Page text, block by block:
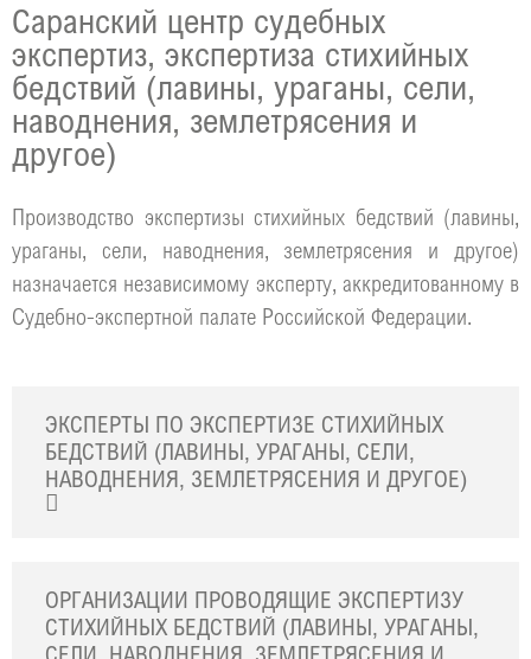
Саранский центр судебных
экспертиз, экспертиза стихийных
бедствий (лавины, ураганы, сели,
наводнения, землетрясения и
другое)
Производство экспертизы стихийных бедствий (лавины,
ураганы, сели, наводнения, землетрясения и другое)
назначается независимому эксперту, аккредитованному в
Судебно-экспертной палате Российской Федерации.
ЭКСПЕРТЫ ПО ЭКСПЕРТИЗЕ СТИХИЙНЫХ
БЕДСТВИЙ (ЛАВИНЫ, УРАГАНЫ, СЕЛИ,
НАВОДНЕНИЯ, ЗЕМЛЕТРЯСЕНИЯ И ДРУГОЕ)
ОРГАНИЗАЦИИ ПРОВОДЯЩИЕ ЭКСПЕРТИЗУ
СТИХИЙНЫХ БЕДСТВИЙ (ЛАВИНЫ, УРАГАНЫ,